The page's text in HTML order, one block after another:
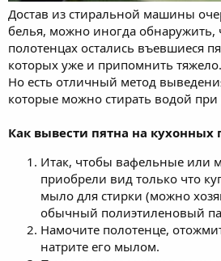
Достав из стиральной машины
белья, можно иногда обнаружить,
полотенцах остались въевшиеся
которых уже и припомнить тяжело.
Но есть отличный метод
которые можно стирать водой при
Как вывести пятна на кухонных
Итак, чтобы вафельные или
приобрели вид только что
мыло для стирки (можно
обычный полиэтиленовый
Намочите полотенце,
натрите его мылом.